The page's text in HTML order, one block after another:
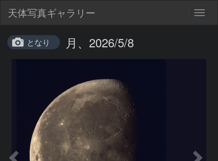
天体写真ギャラリー
となり 月、2026/5/8